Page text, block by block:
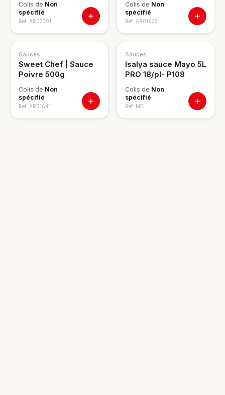
Colis de Non
spécifié
Ref. AR02301
Colis de Non
spécifié
Ref. AR01925
Sauces
Sweet Chef | Sauce
Poivre 500g
Colis de Non
spécifié
Ref. AR01641
Sauces
Isalya sauce Mayo 5L
PRO 18/pl- P108
Colis de Non
spécifié
Ref. M5I